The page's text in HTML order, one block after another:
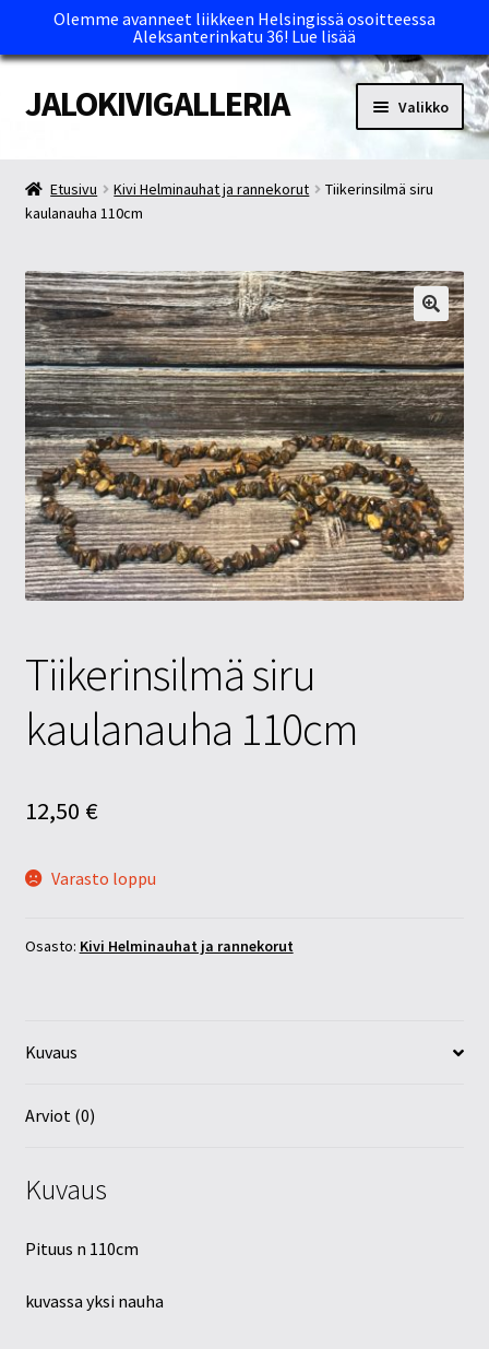
Olemme avanneet liikkeen Helsingissä osoitteessa
Aleksanterinkatu 36! Lue lisää
Siirry
navigointiin
Siirry
sisältöön
JALOKIVIGALLERIA Valikko
Kassa
Maksutavat ja Tärkeää tietää
Myymälät
Oma tili
Ostoskori
Tietosuojaseloste
Tuotteet
Etusivu Kivi Helminauhat ja rannekorut
Tiikerinsilmä siru
kaulanauha 110cm
Tiikerinsilmä siru
kaulanauha 110cm
12,50 €
Varasto loppu
Osasto: Kivi Helminauhat ja rannekorut
Kuvaus
Arviot (0)
Kuvaus
Pituus n 110cm
kuvassa yksi nauha